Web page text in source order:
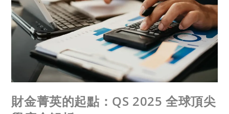
財金菁英的起點：QS 2025 全球頂尖